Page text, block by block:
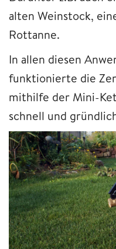
alten Weinstock,
Rottanne.
In allen diesen
funktionierte die
mithilfe der Mini-
schnell und